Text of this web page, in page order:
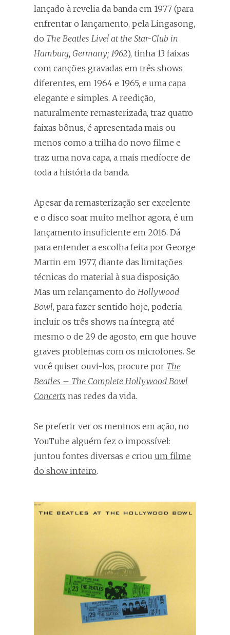
lançado à revelia da banda em 1977 (para
enfrentar o lançamento, pela Lingasong,
do The Beatles Live! at the Star-Club in
Hamburg, Germany; 1962), tinha 13 faixas
com canções gravadas em três shows
diferentes, em 1964 e 1965, e uma capa
elegante e simples. A reedição,
naturalmente remasterizada, traz quatro
faixas bônus, é apresentada mais ou
menos como a trilha do novo filme e
traz uma nova capa, a mais medíocre de
toda a história da banda.
Apesar da remasterização ser excelente
e o disco soar muito melhor agora, é um
lançamento insuficiente em 2016. Dá
para entender a escolha feita por George
Martin em 1977, diante das limitações
técnicas do material à sua disposição.
Mas um relançamento do Hollywood
Bowl, para fazer sentido hoje, poderia
incluir os três shows na íntegra; até
mesmo o de 29 de agosto, em que houve
graves problemas com os microfones. Se
você quiser ouvi-los, procure por The
Beatles – The Complete Hollywood Bowl
Concerts nas redes da vida.
Se preferir ver os meninos em ação, no
YouTube alguém fez o impossível:
juntou fontes diversas e criou um filme
do show inteiro.